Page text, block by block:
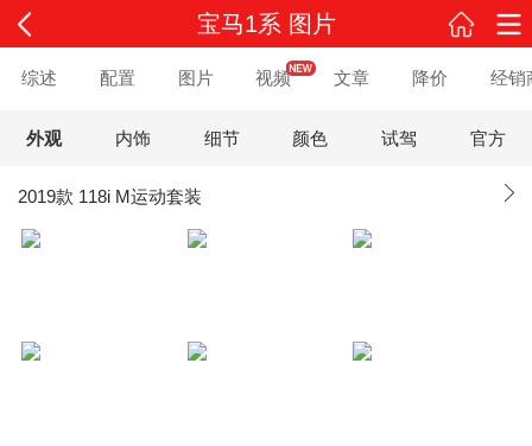
宝马1系 图片
综述 配置 图片 视频 文章 降价 经销
外观 内饰 细节 颜色 试驾 官方
2019款 118i M运动套装